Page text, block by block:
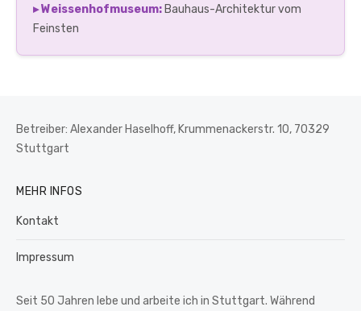
▸ Weissenhofmuseum: Bauhaus-Architektur vom
Feinsten
Betreiber: Alexander Haselhoff, Krummenackerstr. 10, 70329
Stuttgart
MEHR INFOS
Kontakt
Impressum
Seit 50 Jahren lebe und arbeite ich in Stuttgart. Während